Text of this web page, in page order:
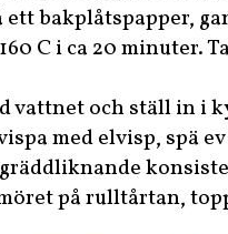
bakplåtspapper,
C i ca 20 minuter.
vattnet och ställ in i
med elvisp, spä
på rulltårtan,